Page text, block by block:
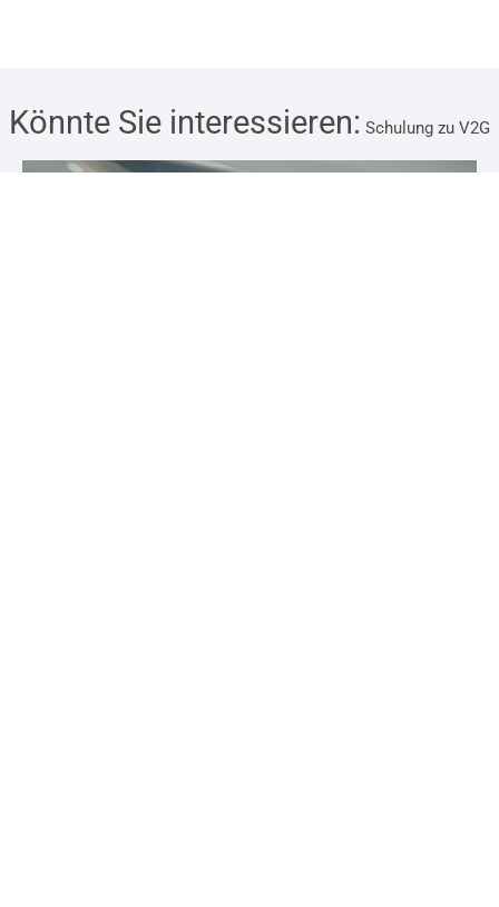
Könnte Sie interessieren: Schulung zu V2G